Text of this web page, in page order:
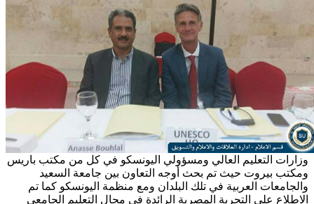
وزارات التعليم العالي ومسؤولي اليونسكو في كل من مكتب باريس
ومكتب بيروت حيث تم بحث أوجه التعاون بين جامعة السعيد
والجامعات العربية في تلك البلدان ومع منظمة اليونسكو كما تم
الاطلاع على التجربة المصرية الرائدة في مجال التعليم الجامعي